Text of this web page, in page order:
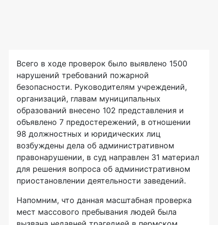
Всего в ходе проверок было выявлено 1500
нарушений требований пожарной
безопасности. Руководителям учреждений,
организаций, главам муниципальных
образований внесено 102 представления и
объявлено 7 предостережений, в отношении
98 должностных и юридических лиц
возбуждены дела об административном
правонарушении, в суд направлен 31 материал
для решения вопроса об административном
приостановлении деятельности заведений.
Напомним, что данная масштабная проверка
мест массового пребывания людей была